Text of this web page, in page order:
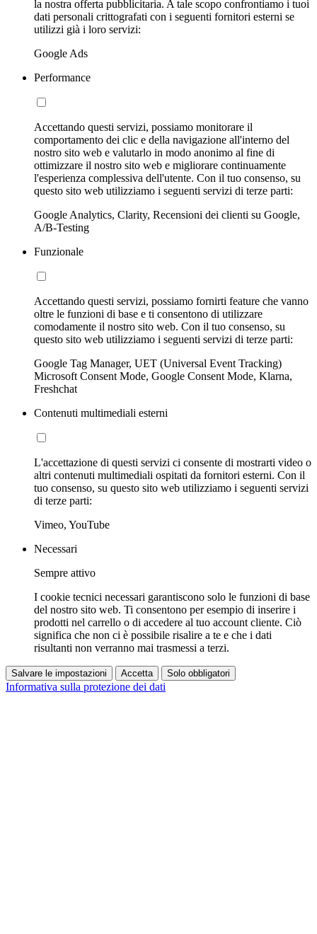
la nostra offerta pubblicitaria. A tale scopo confrontiamo i tuoi
dati personali crittografati con i seguenti fornitori esterni se
utilizzi già i loro servizi:
Google Ads
Performance
Accettando questi servizi, possiamo monitorare il
comportamento dei clic e della navigazione all'interno del
nostro sito web e valutarlo in modo anonimo al fine di
ottimizzare il nostro sito web e migliorare continuamente
l'esperienza complessiva dell'utente. Con il tuo consenso, su
questo sito web utilizziamo i seguenti servizi di terze parti:
Google Analytics, Clarity, Recensioni dei clienti su Google,
A/B-Testing
Funzionale
Accettando questi servizi, possiamo fornirti feature che vanno
oltre le funzioni di base e ti consentono di utilizzare
comodamente il nostro sito web. Con il tuo consenso, su
questo sito web utilizziamo i seguenti servizi di terze parti:
Google Tag Manager, UET (Universal Event Tracking)
Microsoft Consent Mode, Google Consent Mode, Klarna,
Freshchat
Contenuti multimediali esterni
L'accettazione di questi servizi ci consente di mostrarti video o
altri contenuti multimediali ospitati da fornitori esterni. Con il
tuo consenso, su questo sito web utilizziamo i seguenti servizi
di terze parti:
Vimeo, YouTube
Necessari
Sempre attivo
I cookie tecnici necessari garantiscono solo le funzioni di base
del nostro sito web. Ti consentono per esempio di inserire i
prodotti nel carrello o di accedere al tuo account cliente. Ciò
significa che non ci è possibile risalire a te e che i dati
risultanti non verranno mai trasmessi a terzi.
Salvare le impostazioni Accetta Solo obbligatori
Informativa sulla protezione dei dati